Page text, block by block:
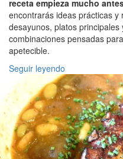
receta empieza mucho
encontrarás ideas prácticas
desayunos, platos
combinaciones pensadas
apetecible.
Seguir leyendo